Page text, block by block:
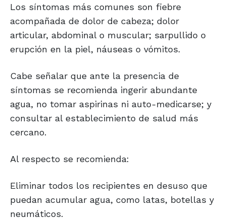
Los síntomas más comunes son fiebre
acompañada de dolor de cabeza; dolor
articular, abdominal o muscular; sarpullido o
erupción en la piel, náuseas o vómitos.
Cabe señalar que ante la presencia de
síntomas se recomienda ingerir abundante
agua, no tomar aspirinas ni auto-medicarse; y
consultar al establecimiento de salud más
cercano.
Al respecto se recomienda:
Eliminar todos los recipientes en desuso que
puedan acumular agua, como latas, botellas y
neumáticos.